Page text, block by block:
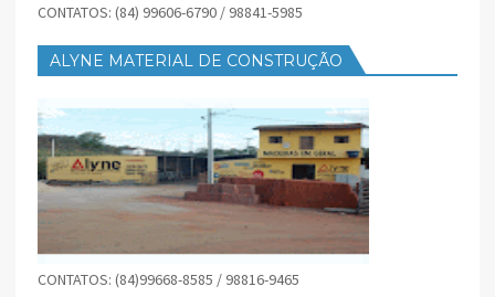
CONTATOS: (84) 99606-6790 / 98841-5985
ALYNE MATERIAL DE CONSTRUÇÃO
CONTATOS: (84)99668-8585 / 98816-9465